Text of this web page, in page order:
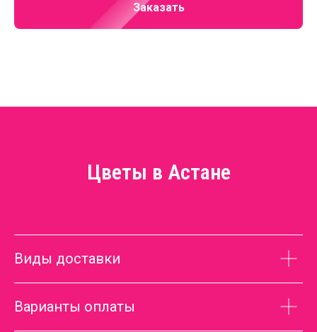
Заказать
Цветы в Астане
Виды доставки
Варианты оплаты